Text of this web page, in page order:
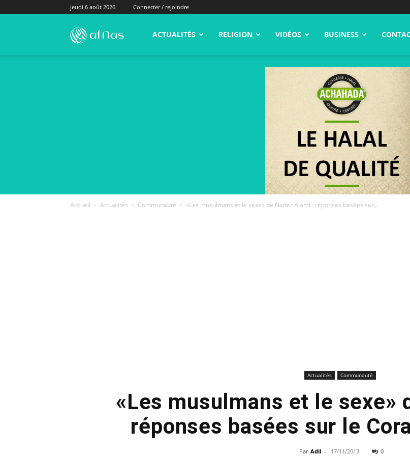
jeudi 6 août 2026 Connecter / rejoindre
alNas.fr ACTUALITÉS RELIGION VIDÉOS BUSINESS
Accueil Actualités Communauté «Les musulmans et le sexe» de Nader Alami : réponses basées sur...
Actualités Communauté
«Les musulmans et le sexe»
réponses basées sur le
Par Adil - 17/11/2013 0